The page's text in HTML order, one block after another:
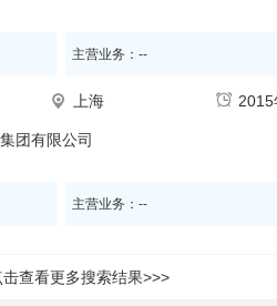
主营业务：--
上海 2015
团有限公司
主营业务：--
击查看更多搜索结果>>>